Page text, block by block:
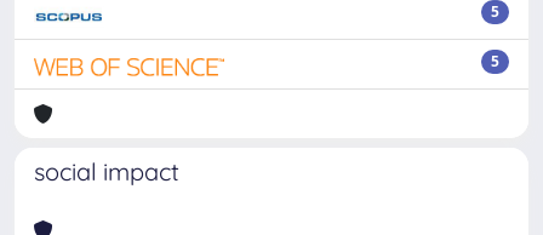
5
5
social impact